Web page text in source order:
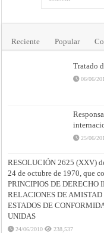
Reciente Popular
Tratado
06/06/
25/06/
RESOLUCIÓN 2625 (XXV)
24 de octubre de 1970, que
PRINCIPIOS DE DERECHO
RELACIONES DE
ESTADOS DE
UNIDAS
24/06/2010 238,537